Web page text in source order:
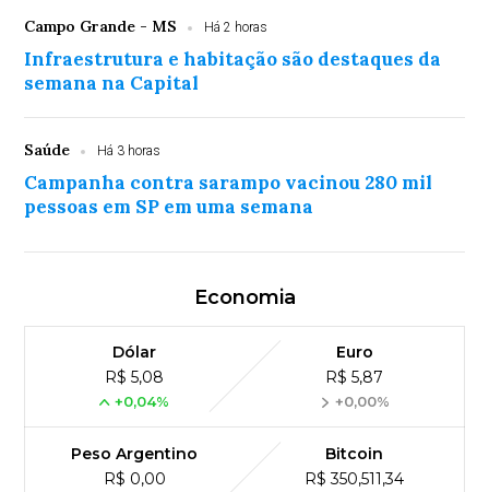
Campo Grande - MS Há 2 horas
Infraestrutura e habitação são destaques da
semana na Capital
Saúde Há 3 horas
Campanha contra sarampo vacinou 280 mil
pessoas em SP em uma semana
Economia
Dólar
R$ 5,08
+0,04%
Euro
R$ 5,87
+0,00%
Peso Argentino
R$ 0,00
Bitcoin
R$ 350,511,34